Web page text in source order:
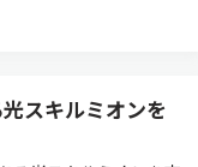
スキルミオンを